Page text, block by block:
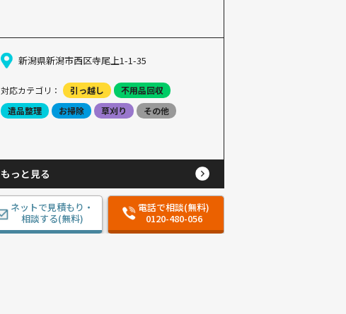
新潟県新潟市西区寺尾上1-1-35
対応カテゴリ： 引っ越し
不用品回収
遺品整理
お掃除 草刈り その他
もっと見る
ネットで見積もり・
相談する(無料)
電話で相談(無料)
0120-480-056